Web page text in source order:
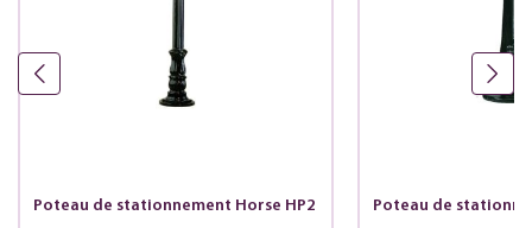
Poteau de stationnement Horse HP2 Poteau de